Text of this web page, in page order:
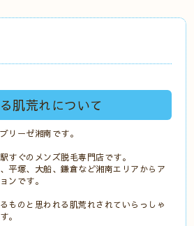
肌荒れについて
リーゼ湘南です。
すぐのメンズ脱毛専門店です。
平塚、大船、鎌倉など湘南エリアからア
ンです。
ものと思われる肌荒れされていらっしゃ
。